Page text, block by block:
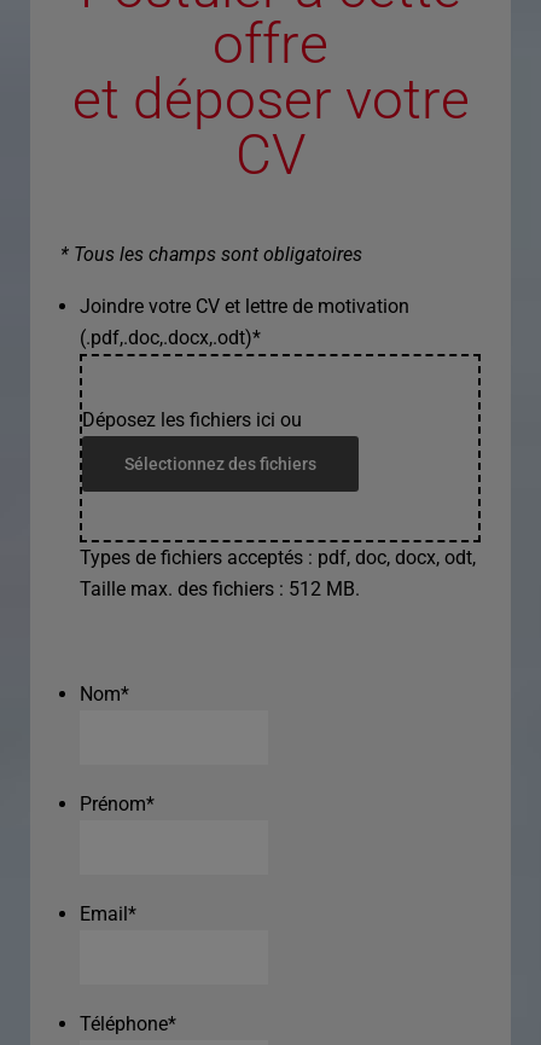
offre
et déposer votre
CV
* Tous les champs sont obligatoires
Joindre votre CV et lettre de motivation
(.pdf,.doc,.docx,.odt)*
Déposez les fichiers ici ou
Sélectionnez des fichiers
Types de fichiers acceptés : pdf, doc, docx, odt,
Taille max. des fichiers : 512 MB.
Nom*
Prénom*
Email*
Téléphone*